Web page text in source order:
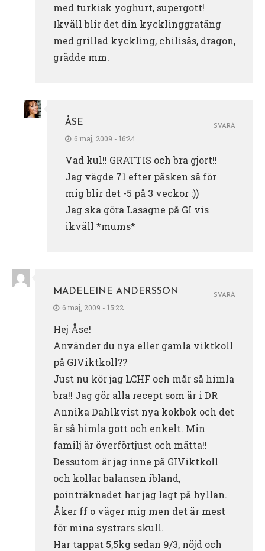
med turkisk yoghurt, supergott!
Ikväll blir det din kycklinggratäng
med grillad kyckling, chilisås, dragon,
grädde mm.
ÅSE
6 maj, 2009 - 16:24
Vad kul!! GRATTIS och bra gjort!!
Jag vägde 71 efter påsken så för
mig blir det -5 på 3 veckor :))
Jag ska göra Lasagne på GI vis
ikväll *mums*
SVARA
MADELEINE ANDERSSON
6 maj, 2009 - 15:22
Hej Åse!
Använder du nya eller gamla viktkoll
på GIViktkoll??
Just nu kör jag LCHF och mår så himla
bra!! Jag gör alla recept som är i DR
Annika Dahlkvist nya kokbok och det
är så himla gott och enkelt. Min
familj är överförtjust och mätta!!
Dessutom är jag inne på GIViktkoll
och kollar balansen ibland,
pointräknadet har jag lagt på hyllan.
Åker ff o väger mig men det är mest
för mina systrars skull.
Har tappat 5,5kg sedan 9/3, nöjd och
SVARA